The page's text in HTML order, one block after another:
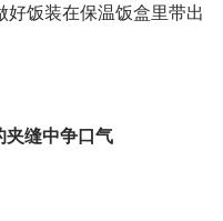
好饭装在保温饭盒里带出
夹缝中争口气